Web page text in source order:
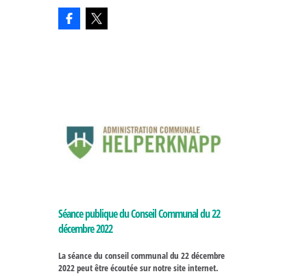
Séance publique du Conseil Communal du 22
décembre 2022
La séance du conseil communal du 22 décembre
2022 peut être écoutée sur notre site internet.